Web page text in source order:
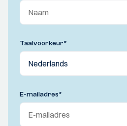
Taalvoorkeur*
E-mailadres*